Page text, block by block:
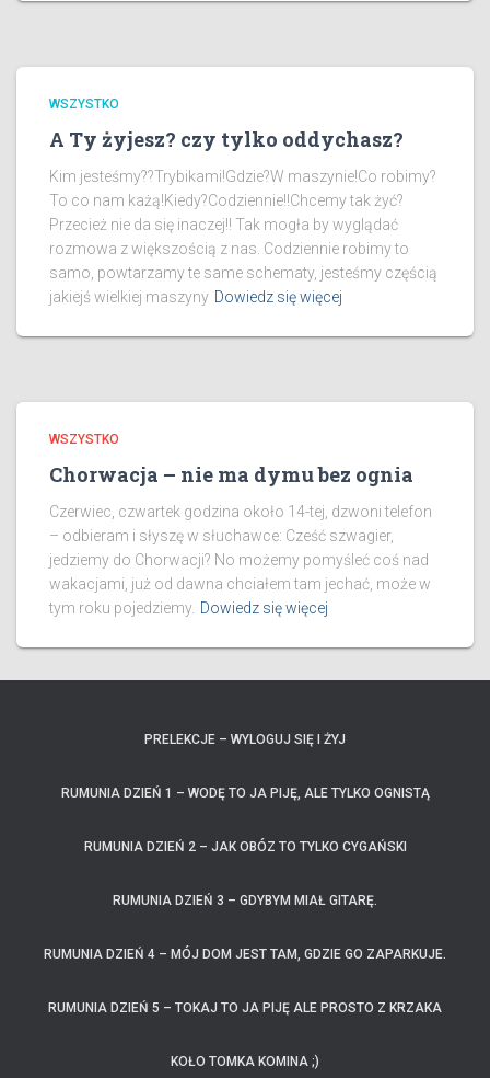
WSZYSTKO
A Ty żyjesz? czy tylko oddychasz?
Kim jesteśmy??Trybikami!Gdzie?W maszynie!Co robimy?
To co nam każą!Kiedy?Codziennie!!Chcemy tak żyć?
Przecież nie da się inaczej!! Tak mogła by wyglądać
rozmowa z większością z nas. Codziennie robimy to
samo, powtarzamy te same schematy, jesteśmy częścią
jakiejś wielkiej maszyny Dowiedz się więcej
WSZYSTKO
Chorwacja – nie ma dymu bez ognia
Czerwiec, czwartek godzina około 14-tej, dzwoni telefon
– odbieram i słyszę w słuchawce: Cześć szwagier,
jedziemy do Chorwacji? No możemy pomyśleć coś nad
wakacjami, już od dawna chciałem tam jechać, może w
tym roku pojedziemy. Dowiedz się więcej
PRELEKCJE – WYLOGUJ SIĘ I ŻYJ
RUMUNIA DZIEŃ 1 – WODĘ TO JA PIJĘ, ALE TYLKO OGNISTĄ
RUMUNIA DZIEŃ 2 – JAK OBÓZ TO TYLKO CYGAŃSKI
RUMUNIA DZIEŃ 3 – GDYBYM MIAŁ GITARĘ.
RUMUNIA DZIEŃ 4 – MÓJ DOM JEST TAM, GDZIE GO ZAPARKUJE.
RUMUNIA DZIEŃ 5 – TOKAJ TO JA PIJĘ ALE PROSTO Z KRZAKA
KOŁO TOMKA KOMINA ;)